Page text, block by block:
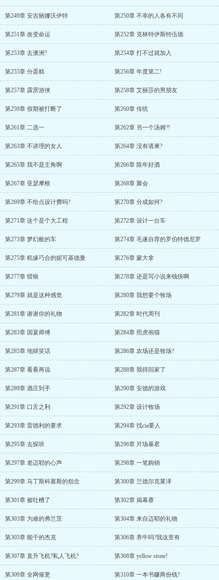
第249章 安吉丽娜沃伊特 第250章 不幸的人各有不同
第251章 改变命运 第252章 克林特伊斯特伍德
第253章 去澳洲? 第254章 打不过就加入
第255章 分蛋糕 第256章 年度第二!
第257章 霹雳游侠 第258章 艾丽莎的男朋友
第259章 假期被打断了 第260章 传统
第261章 二选一 第262章 另一个汤姆?!
第263章 不讲理的女人 第264章 没有请柬?
第265章 我不是主角啊 第266章 陈年好酒
第267章 亚瑟摩根 第268章 聚会
第269章 不给点设计费吗? 第270章 分成如何?
第271章 这个是个大工程 第272章 设计一台车
第273章 梦幻般的车 第274章 毛遂自荐的罗伯特德尼罗
第275章 机缘巧合的妮可基德曼 第276章 蒙大拿
第277章 猎狼 第278章 还是写小说来钱快啊
第279章 就是这种感觉 第280章 我想要个牧场
第281章 谢谢你的礼物 第282章 时代周刊
第283章 国宴师傅 第284章 照虎画猫
第285章 地狱笑话 第286章 农场还是牧场?
第287章 看看再说 第288章 我得回家了
第289章 酒庄到手 第290章 安德的游戏
第291章 口舌之利 第292章 设计牧场
第293章 雷德利的要求 第294章 找cia要人
第295章 去探班 第296章 片场暴君
第297章 老迈耶的心声 第298章 一笔购销
第299章 马丁斯科塞斯的怨念 第300章 兰德尔克莱泽
第301章 被吐槽了 第302章 揭幕赛
第303章 为难的弗兰茨 第304章 来自迈耶的礼物
第305章 能干的杰克 第306章 养牛吗?我这里有
第307章 直升飞机?私人飞机? 第308章 yellow stone!
第309章 全网催更 第310章 一本书赚两份钱?